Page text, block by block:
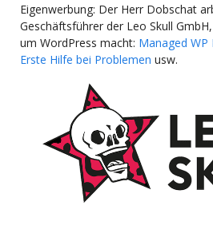
Eigenwerbung: Der Herr Dobschat
Geschäftsführer der Leo Skull
um WordPress macht: Managed WP
Erste Hilfe bei Problemen usw.